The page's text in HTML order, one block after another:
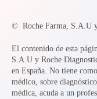
© Roche Farma, S.A.U
El contenido de esta
S.A.U y Roche
en España. No tiene
médico, sobre
médica, acuda a un